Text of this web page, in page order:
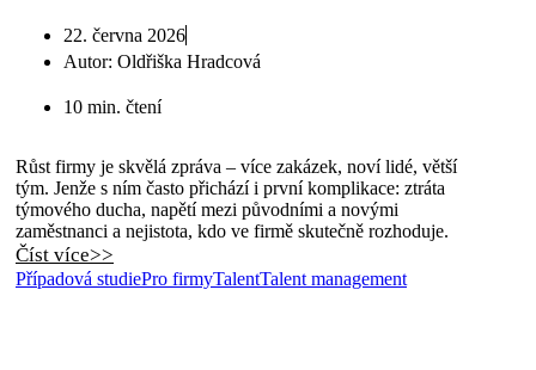
22. června 2026
Autor: Oldřiška Hradcová
10 min. čtení
Růst firmy je skvělá zpráva – více zakázek, noví lidé, větší
tým. Jenže s ním často přichází i první komplikace: ztráta
týmového ducha, napětí mezi původními a novými
zaměstnanci a nejistota, kdo ve firmě skutečně rozhoduje.
Číst více>>
Případová studiePro firmyTalentTalent management